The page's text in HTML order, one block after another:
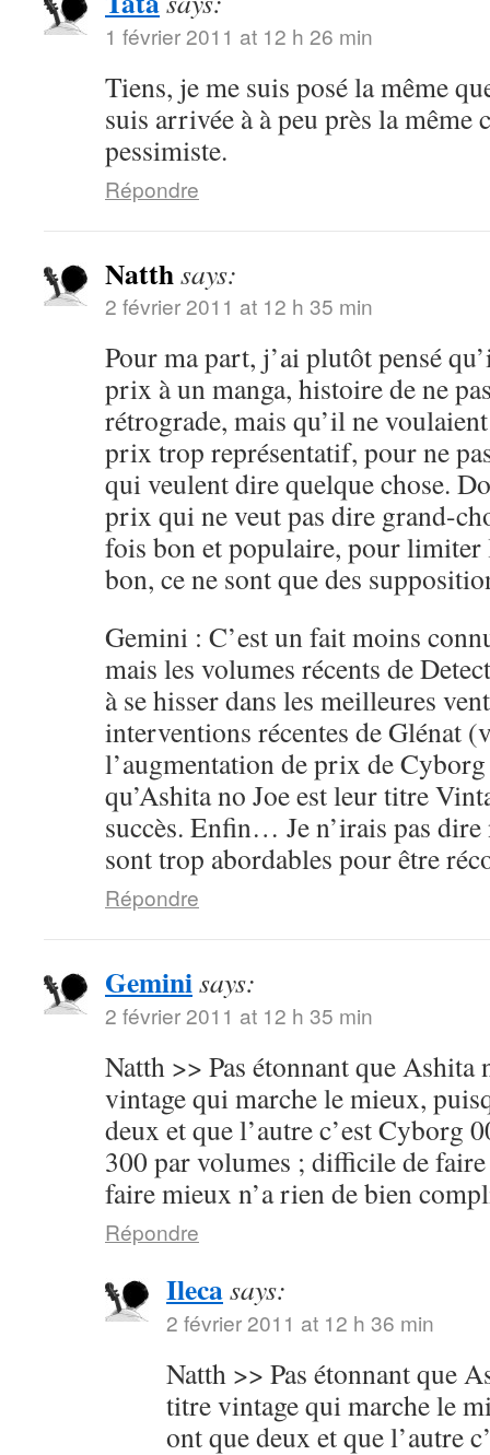
1 février 2011 at 12 h 26 min
Tiens, je me suis posé la même
suis arrivée à à peu près la même
pessimiste.
Répondre
Natthsays:
2 février 2011 at 12 h 35 min
Pour ma part, j’ai plutôt pensé
prix à un manga, histoire de ne
rétrograde, mais qu’il ne
prix trop représentatif, pour ne
qui veulent dire quelque chose.
prix qui ne veut pas dire grand-
fois bon et populaire, pour
bon, ce ne sont que des
Gemini : C’est un fait moins
mais les volumes récents de
à se hisser dans les meilleures
interventions récentes de Glénat
l’augmentation de prix de
qu’Ashita no Joe est leur titre
succès. Enfin… Je n’irais pas
sont trop abordables pour être
Répondre
Geminisays:
2 février 2011 at 12 h 35 min
Natth >> Pas étonnant que
vintage qui marche le mieux,
deux et que l’autre c’est Cyborg
300 par volumes ; difficile de
faire mieux n’a rien de bien
Répondre
Ilecasays:
2 février 2011 at 12 h 36 min
Natth >> Pas étonnant que
titre vintage qui marche le
ont que deux et que l’autre